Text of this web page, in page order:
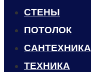
СТЕНЫ
ПОТОЛОК
САНТЕХНИКА
ТЕХНИКА